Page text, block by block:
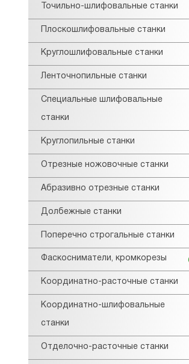
Точильно-шлифовальные станки
Плоскошлифовальные станки
Круглошлифовальные станки
Ленточнопильные станки
Специальные шлифовальные
станки
Круглопильные станки
Отрезные ножовочные станки
Абразивно отрезные станки
Долбежные станки
Поперечно строгальные станки
Фаскосниматели, кромкорезы
Координатно-расточные станки
Координатно-шлифовальные
станки
Отделочно-расточные станки